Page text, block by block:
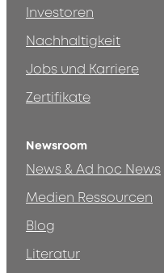
Investoren
Nachhaltigkeit
Jobs und Karriere
Zertifikate
Newsroom
News & Ad hoc News
Medien Ressourcen
Blog
Literatur